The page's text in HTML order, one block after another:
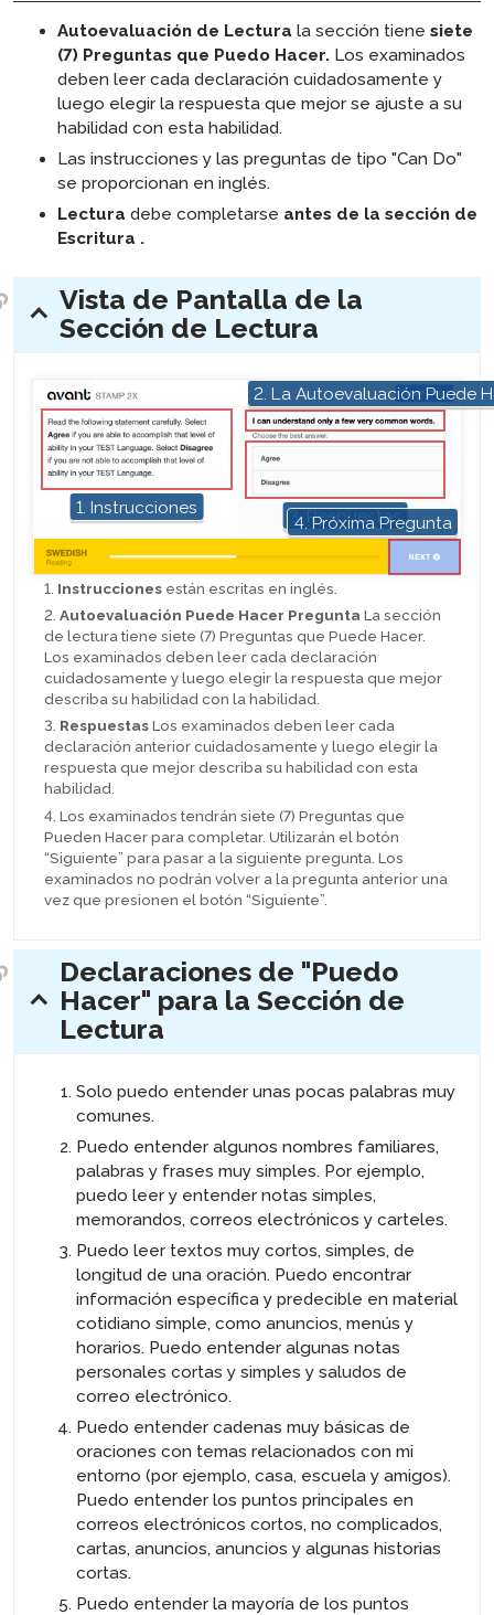
Autoevaluación de Lectura la sección tiene siete
(7) Preguntas que Puedo Hacer. Los examinados
deben leer cada declaración cuidadosamente y
luego elegir la respuesta que mejor se ajuste a su
habilidad con esta habilidad.
Las instrucciones y las preguntas de tipo "Can Do"
se proporcionan en inglés.
Lectura debe completarse antes de la sección de
Escritura .
expander:
Vista de Pantalla de la
Sección de Lectura
hotspot
1. Instrucciones
hotspot
2. La Autoevaluación Puede
3. Respuestas
hotspot
4. Próxima Pregunta
1. Instruccionesestán escritas en inglés.
2. Autoevaluación Puede Hacer Pregunta La sección
de lectura tiene siete (7) Preguntas que Puede Hacer.
Los examinados deben leer cada declaración
cuidadosamente y luego elegir la respuesta que mejor
describa su habilidad con la habilidad.
3. RespuestasLos examinados deben leer cada
declaración anterior cuidadosamente y luego elegir la
respuesta que mejor describa su habilidad con esta
habilidad.
4. Los examinados tendrán siete (7) Preguntas que
Pueden Hacer para completar. Utilizarán el botón
“Siguiente” para pasar a la siguiente pregunta. Los
examinados no podrán volver a la pregunta anterior una
vez que presionen el botón “Siguiente”.
expander:
Declaraciones de "Puedo
Hacer" para la Sección de
Lectura
Solo puedo entender unas pocas palabras muy
comunes.
Puedo entender algunos nombres familiares,
palabras y frases muy simples. Por ejemplo,
puedo leer y entender notas simples,
memorandos, correos electrónicos y carteles.
Puedo leer textos muy cortos, simples, de
longitud de una oración. Puedo encontrar
información específica y predecible en material
cotidiano simple, como anuncios, menús y
horarios. Puedo entender algunas notas
personales cortas y simples y saludos de
correo electrónico.
Puedo entender cadenas muy básicas de
oraciones con temas relacionados con mi
entorno (por ejemplo, casa, escuela y amigos).
Puedo entender los puntos principales en
correos electrónicos cortos, no complicados,
cartas, anuncios, anuncios y algunas historias
cortas.
Puedo entender la mayoría de los puntos